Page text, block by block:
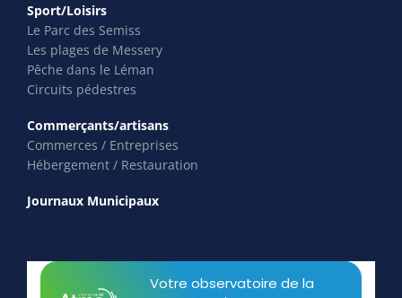
Sport/Loisirs
Le Parc des Semiss
Les plages de Messery
Pêche dans le Léman
Circuits pédestres
Commerçants/artisans
Commerces / Entreprises
Hébergement / Restauration
Journaux Municipaux